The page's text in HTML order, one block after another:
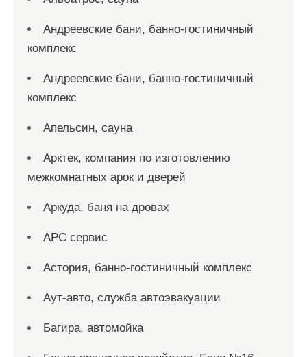
Андреевские бани, банно-гостиничный
комплекс
Андреевские бани, банно-гостиничный
комплекс
Апельсин, сауна
Арктек, компания по изготовлению
межкомнатных арок и дверей
Аркуда, баня на дровах
АРС сервис
Астория, банно-гостиничный комплекс
Аут-авто, служба автоэвакуации
Багира, автомойка